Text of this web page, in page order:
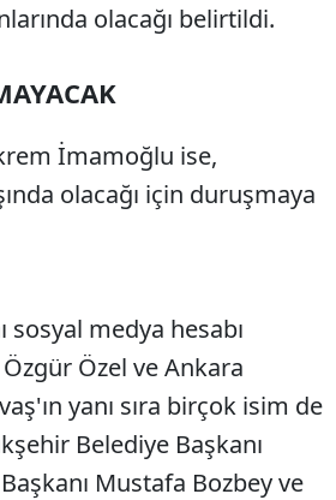
olacağı belirtildi.
İmamoğlu ise,
olacağı için duruşmaya
sosyal medya hesabı
Özel ve Ankara
yanı sıra birçok isim de
Belediye Başkanı
Mustafa Bozbey ve